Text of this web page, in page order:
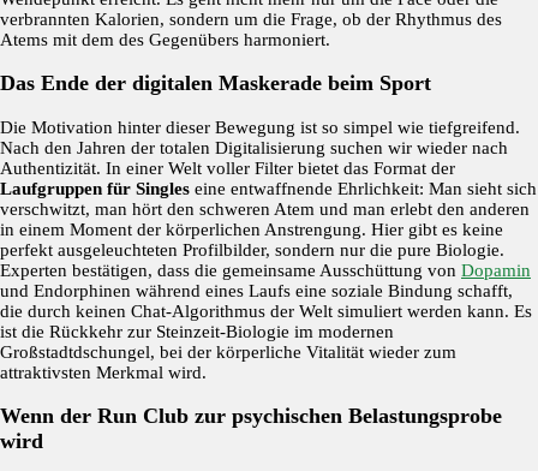
verbrannten Kalorien, sondern um die Frage, ob der Rhythmus des
Atems mit dem des Gegenübers harmoniert.
Das Ende der digitalen Maskerade beim Sport
Die Motivation hinter dieser Bewegung ist so simpel wie tiefgreifend.
Nach den Jahren der totalen Digitalisierung suchen wir wieder nach
Authentizität. In einer Welt voller Filter bietet das Format der
Laufgruppen für Singles eine entwaffnende Ehrlichkeit: Man sieht sich
verschwitzt, man hört den schweren Atem und man erlebt den anderen
in einem Moment der körperlichen Anstrengung. Hier gibt es keine
perfekt ausgeleuchteten Profilbilder, sondern nur die pure Biologie.
Experten bestätigen, dass die gemeinsame Ausschüttung von Dopamin
und Endorphinen während eines Laufs eine soziale Bindung schafft,
die durch keinen Chat-Algorithmus der Welt simuliert werden kann. Es
ist die Rückkehr zur Steinzeit-Biologie im modernen
Großstadtdschungel, bei der körperliche Vitalität wieder zum
attraktivsten Merkmal wird.
Wenn der Run Club zur psychischen Belastungsprobe
wird